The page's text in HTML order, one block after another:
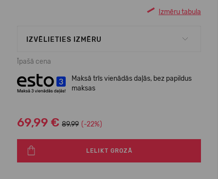
Izmēru tabula
IZVĒLIETIES IZMĒRU
Īpašā cena
Maksā trīs vienādās daļās, bez papildus
maksas
69,99 € 89.99 (-22%)
LELIKT GROZĀ